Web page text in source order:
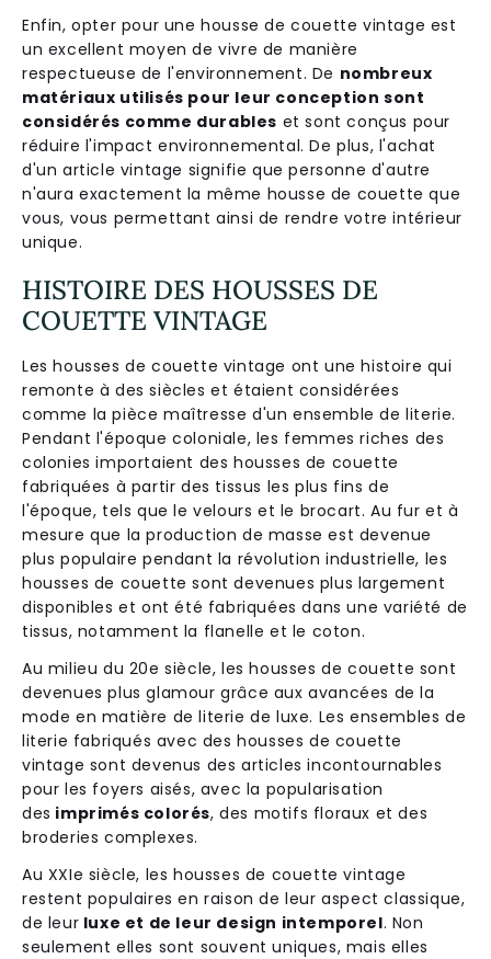
Enfin, opter pour une housse de couette vintage est
un excellent moyen de vivre de manière
respectueuse de l'environnement. De nombreux
matériaux utilisés pour leur conception sont
considérés comme durables et sont conçus pour
réduire l'impact environnemental. De plus, l'achat
d'un article vintage signifie que personne d'autre
n'aura exactement la même housse de couette que
vous, vous permettant ainsi de rendre votre intérieur
unique.
HISTOIRE DES HOUSSES DE
COUETTE VINTAGE
Les housses de couette vintage ont une histoire qui
remonte à des siècles et étaient considérées
comme la pièce maîtresse d'un ensemble de literie.
Pendant l'époque coloniale, les femmes riches des
colonies importaient des housses de couette
fabriquées à partir des tissus les plus fins de
l'époque, tels que le velours et le brocart. Au fur et à
mesure que la production de masse est devenue
plus populaire pendant la révolution industrielle, les
housses de couette sont devenues plus largement
disponibles et ont été fabriquées dans une variété de
tissus, notamment la flanelle et le coton.
Au milieu du 20e siècle, les housses de couette sont
devenues plus glamour grâce aux avancées de la
mode en matière de literie de luxe. Les ensembles de
literie fabriqués avec des housses de couette
vintage sont devenus des articles incontournables
pour les foyers aisés, avec la popularisation
des imprimés colorés, des motifs floraux et des
broderies complexes.
Au XXIe siècle, les housses de couette vintage
restent populaires en raison de leur aspect classique,
de leur luxe et de leur design intemporel. Non
seulement elles sont souvent uniques, mais elles